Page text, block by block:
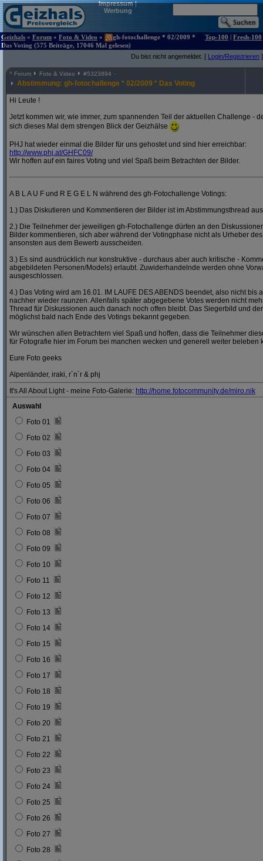
Impressum|
Werbung
Geizhals » Forum » Foto & Video »
gh-fotochallenge * 02/2009 *
Das Voting (575 Beiträge, 17046 Mal gelesen)
Top-100 | Fresh-100
Du bist nicht angemeldet. [ Login/Registrieren ]
^ Forum Foto & Video #5323894
Abstimmung: gh-fotochallenge * 02/2009 * Das Voting
Hi Leute !
Jetzt kommen wir, wie immer, zum spannenden Teil der aktuellen Challenge -
sich dieses Mal dem strengen Blick der Geizhälse
PHJ hat wieder einmal die Bilder für uns gehostet und sind hier erreichbar:
http://www.phj.at/GHFC09/
Wir hoffen auf ein faires Voting und viel Spaß beim Betrachten der Bilder.
A B L A U F und R E G E L N während des gh-Fotochallenge Votings:
1.) Das Diskutieren und Kommentieren der Bilder ist im Abstimmungsthread
2.) Die Teilnehmer der jeweiligen gh-Fotochallenge dürfen an den
Bilder kommentieren, sich aber während der Votingphase nicht als Urheber
ansonsten aus dem Bewerb ausscheiden.
3.) Es sind ausdrücklich nur konstruktive - durchaus aber auch kritische -
abgebildeten Personen/Models) erlaubt. Zuwiderhandelnde werden ohne
ausgeschlossen.
4.) Das Voting wird am 16.01. IM LAUFE DES ABENDS beendet, also nicht bis
nachher wieder raunzen. Allenfalls später abgegebene Votes werden nicht
Thread für Diskussionen auch danach noch offen bleibt. Das Siegerbild und
möglichst bald nach Ende des Votings bekannt gegeben.
Wir wünschen allen Betrachtern viel Spaß und hoffen, dass die Teilnehmer
für Fotografie hier im Forum bei manchen wecken und generell weiter beleben
Eure Foto geeks
Alpenländer, iraki, r´n´r & phj
It's All About Light - meine Foto-Galerie: http://home.fotocommunity.de/miro.nik
Auswahl
Foto 01
Foto 02
Foto 03
Foto 04
Foto 05
Foto 06
Foto 07
Foto 08
Foto 09
Foto 10
Foto 11
Foto 12
Foto 13
Foto 14
Foto 15
Foto 16
Foto 17
Foto 18
Foto 19
Foto 20
Foto 21
Foto 22
Foto 23
Foto 24
Foto 25
Foto 26
Foto 27
Foto 28